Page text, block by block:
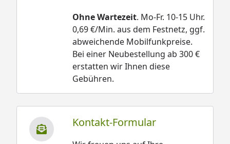
Ohne Wartezeit. Mo-Fr. 10-15 Uhr.
0,69 €/Min. aus dem Festnetz, ggf.
abweichende Mobilfunkpreise.
Bei einer Neubestellung ab 300 €
erstatten wir Ihnen diese
Gebühren.
Kontakt-Formular